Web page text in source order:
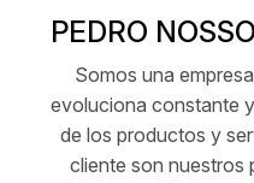
PEDRO
Somos una
evoluciona constante
de los productos y
cliente son nuestros